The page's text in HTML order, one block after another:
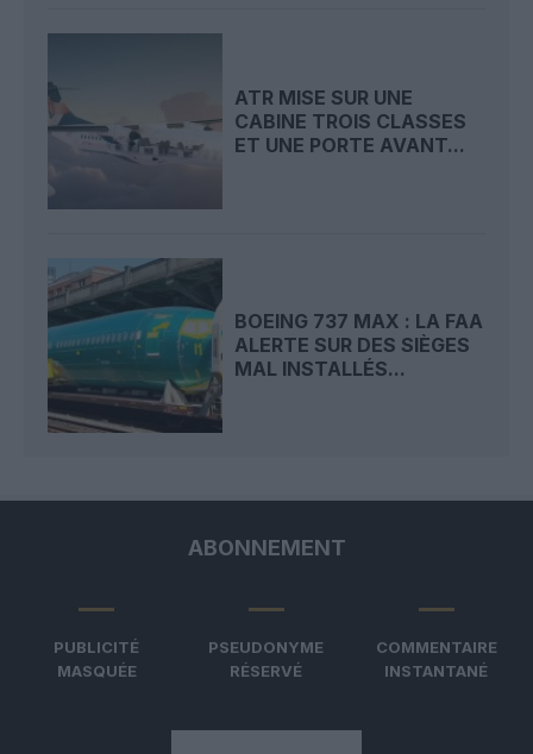
ATR MISE SUR UNE
CABINE TROIS CLASSES
ET UNE PORTE AVANT...
BOEING 737 MAX : LA FAA
ALERTE SUR DES SIÈGES
MAL INSTALLÉS...
ABONNEMENT
PUBLICITÉ
MASQUÉE
PSEUDONYME
RÉSERVÉ
COMMENTAIRE
INSTANTANÉ